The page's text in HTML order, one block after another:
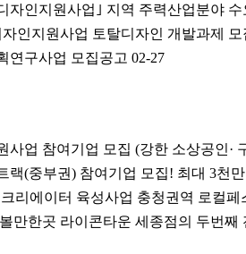
자인지원사업｣ 지역 주력산업분야
인지원사업 토탈디자인 개발과제 모
연구사업 모집공고 02-27
사업 참여기업 모집 (강한 소상공인·
랙(중부권) 참여기업 모집! 최대 3천
리에이터 육성사업 충청권역 로컬
만한곳 라이콘타운 세종점의 두번째